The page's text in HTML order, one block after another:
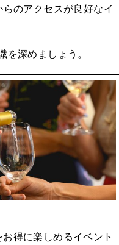
のアクセスが良好なイ
を深めましょう。
お得に楽しめるイベント